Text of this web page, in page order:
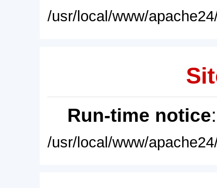
/usr/local/www/
Run-time notice
/usr/local/www/